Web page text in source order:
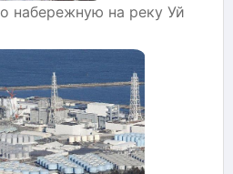
набережную на реку Уй